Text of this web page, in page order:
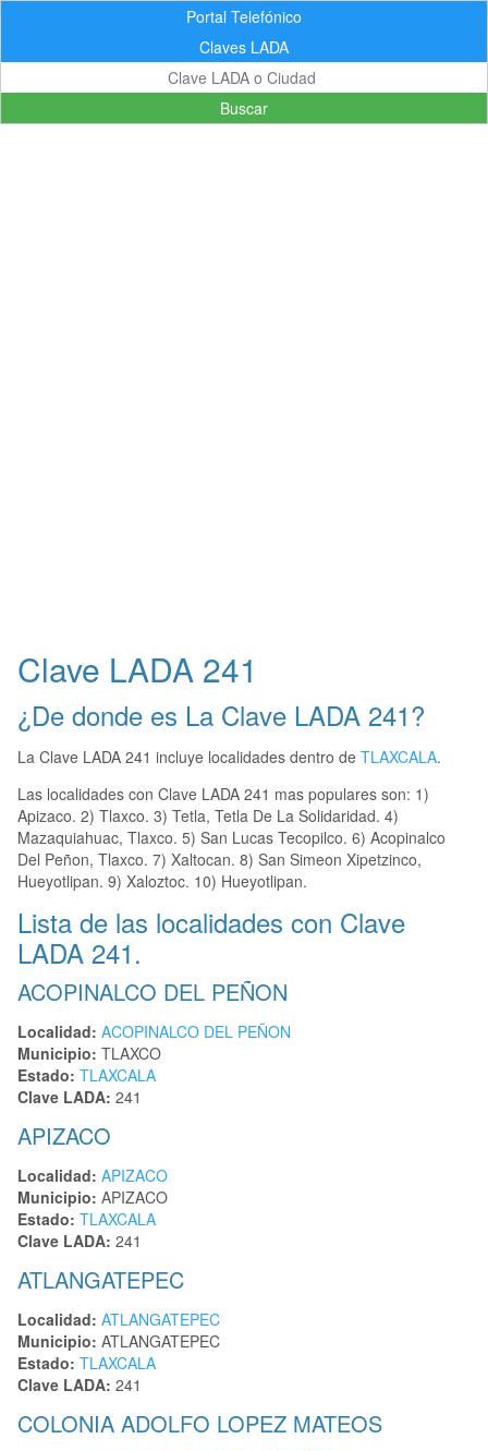
Portal Telefónico
Claves LADA
Buscar
Clave LADA 241
¿De donde es La Clave LADA 241?
La Clave LADA 241 incluye localidades dentro de TLAXCALA.
Las localidades con Clave LADA 241 mas populares son: 1)
Apizaco. 2) Tlaxco. 3) Tetla, Tetla De La Solidaridad. 4)
Mazaquiahuac, Tlaxco. 5) San Lucas Tecopilco. 6) Acopinalco
Del Peñon, Tlaxco. 7) Xaltocan. 8) San Simeon Xipetzinco,
Hueyotlipan. 9) Xaloztoc. 10) Hueyotlipan.
Lista de las localidades con Clave
LADA 241.
ACOPINALCO DEL PEÑON
Localidad: ACOPINALCO DEL PEÑON
Municipio: TLAXCO
Estado: TLAXCALA
Clave LADA: 241
APIZACO
Localidad: APIZACO
Municipio: APIZACO
Estado: TLAXCALA
Clave LADA: 241
ATLANGATEPEC
Localidad: ATLANGATEPEC
Municipio: ATLANGATEPEC
Estado: TLAXCALA
Clave LADA: 241
COLONIA ADOLFO LOPEZ MATEOS